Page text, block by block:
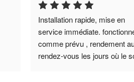
Installation rapide, mise en
service immédiate.
comme prévu , rendement
rendez-vous les jours où le